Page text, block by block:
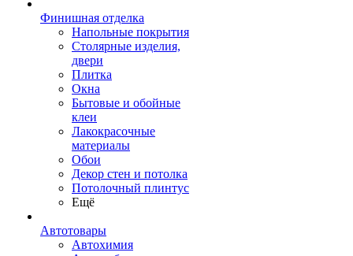
Финишная отделка
Напольные покрытия
Столярные изделия,
двери
Плитка
Окна
Бытовые и обойные
клеи
Лакокрасочные
материалы
Обои
Декор стен и потолка
Потолочный плинтус
Ещё
Автотовары
Автохимия